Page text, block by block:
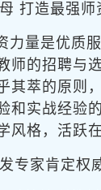
打造最强师
力量是优质
师的招聘与
其萃的原则
和实战经验
风格，活跃
专家肯定权